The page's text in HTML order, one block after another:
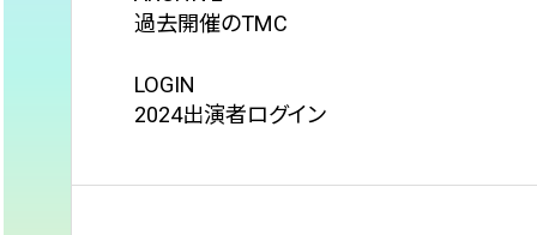
過去開催のTMC
2024出演者ログイン